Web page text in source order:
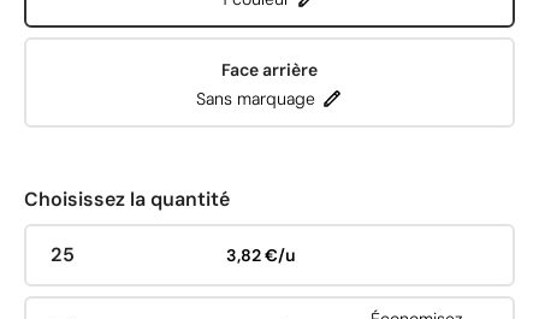
Face arrière
Sans marquage
Choisissez la quantité
25 3,82 €/u